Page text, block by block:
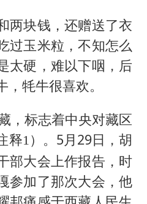
两块钱，还赠送了衣
过玉米粒，不知怎么
太硬，难以下咽，后
牦牛很喜欢。
，标志着中央对藏区
释1） 。5月29日，胡
部大会上作报告，时
参加了那次大会，他